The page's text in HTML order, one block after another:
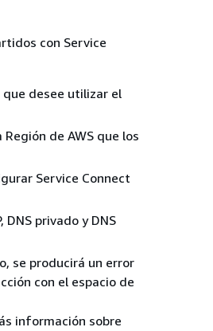
con Service
que desee utilizar el
de AWS que los
Service Connect
privado y DNS
se producirá un error
con el espacio de
información sobre